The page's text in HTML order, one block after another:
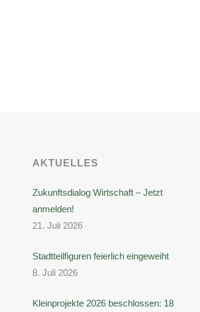
AKTUELLES
Zukunftsdialog Wirtschaft – Jetzt
anmelden!
21. Juli 2026
Stadtteilfiguren feierlich eingeweiht
8. Juli 2026
Kleinprojekte 2026 beschlossen: 18